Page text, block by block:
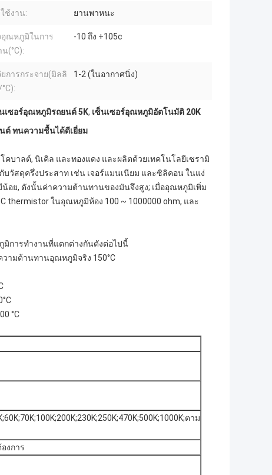
ช้งาน: ยานพาหนะ
อุณหภูมิในการ
(°C):
-10 ถึง +105c
การกระจาย(มิลลิ
1-2 (ในอากาศนิ่ง)
เซอร์อุณหภูมิรถยนต์ 5K, เซ็นเซอร์อุณหภูมิอัตโนมัติ 20K
ต์ ทนความชื้นได้ดีเยี่ยม
บาลต์, นิเคิล และทองแดง และผลิตด้วยเทคโนโลยีเซรามิ
สดุครึ่งประสาท เช่น เจอร์แมนเนียม และซิลิคอน ในแง่
อย, ดังนั้นค่าความต้านทานของมันจึงสูง; เมื่ออุณหภูมิเพิ่ม
ในอุณหภูมิห้อง 100 ~ 1000000 ohm, และ
มิการทํางานที่แตกต่างกันดังต่อไปนี้
วามต้านทานอุณหภูมิจริง 150°C
°C
ตาม
งการ